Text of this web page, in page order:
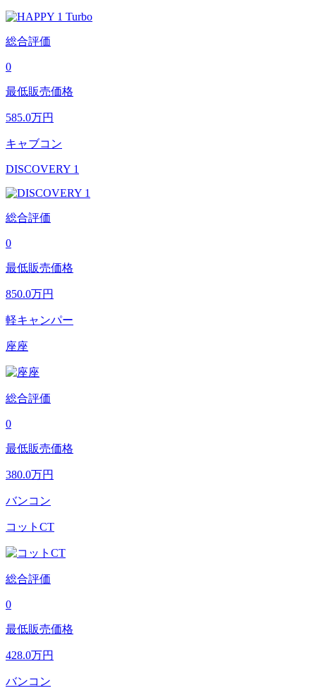
総合評価
0
最低販売価格
585.0万円
キャブコン
DISCOVERY 1
総合評価
0
最低販売価格
850.0万円
軽キャンパー
座座
総合評価
0
最低販売価格
380.0万円
バンコン
コットCT
総合評価
0
最低販売価格
428.0万円
バンコン